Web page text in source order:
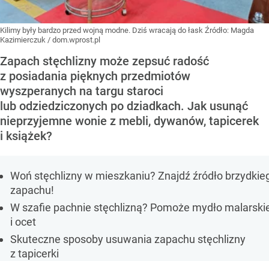
Kilimy były bardzo przed wojną modne. Dziś wracają do łask Źródło: Magda
Kazimierczuk / dom.wprost.pl
Zapach stęchlizny może zepsuć radość
z posiadania pięknych przedmiotów
wyszperanych na targu staroci
lub odziedziczonych po dziadkach. Jak usunąć
nieprzyjemne wonie z mebli, dywanów, tapicerek
i książek?
Woń stęchlizny w mieszkaniu? Znajdź źródło
zapachu!
W szafie pachnie stęchlizną? Pomoże mydło
i ocet
Skuteczne sposoby usuwania zapachu stęchlizny
z tapicerki